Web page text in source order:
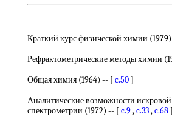
Краткий курс физической химии
Рефрактометрические методы химии
Общая химия (1964) -- [ c.50]
Аналитические возможности
спектрометрии (1972) -- [ c.9,c.33,c.68]